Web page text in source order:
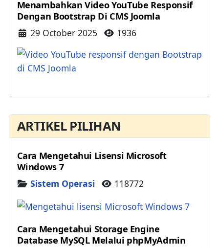
ARTIKEL PILIHAN
Cara Mengetahui Lisensi Microsoft
Windows 7
Details
Sistem Operasi 118772
Cara Mengetahui Storage Engine
Database MySQL Melalui phpMyAdmin
Menambahkan Video YouTube Responsif
Dengan Bootstrap Di CMS Joomla
Details
29 October 2025 1936